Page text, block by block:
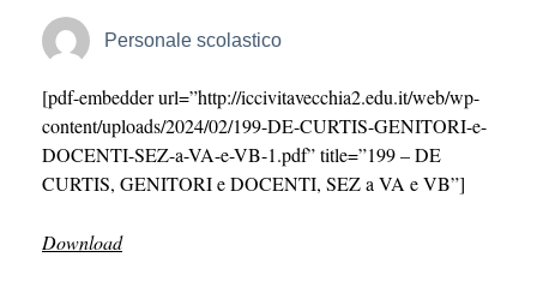
Personale scolastico
[pdf-embedder url=”http://iccivitavecchia2.edu.it/web/wp-
content/uploads/2024/02/199-DE-CURTIS-GENITORI-e-
DOCENTI-SEZ-a-VA-e-VB-1.pdf” title=”199 – DE
CURTIS, GENITORI e DOCENTI, SEZ a VA e VB”]
Download